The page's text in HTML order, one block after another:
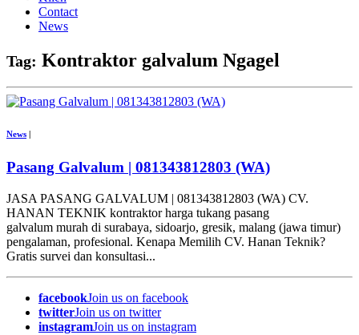
Contact
News
Tag: Kontraktor galvalum Ngagel
News
Pasang Galvalum | 081343812803 (WA)
JASA PASANG GALVALUM | 081343812803 (WA) CV.
HANAN TEKNIK kontraktor harga tukang pasang
galvalum murah di surabaya, sidoarjo, gresik, malang (jawa timur)
pengalaman, profesional. Kenapa Memilih CV. Hanan Teknik?
Gratis survei dan konsultasi...
facebookJoin us on facebook
twitterJoin us on twitter
instagramJoin us on instagram